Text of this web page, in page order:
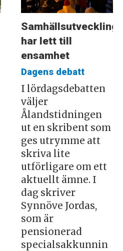
Samhällsutveckling
har lett till
ensamhet
Dagens debatt
I lördagsdebatten
väljer
Ålandstidningen
ut en skribent som
ges utrymme att
skriva lite
utförligare om ett
aktuellt ämne. I
dag skriver
Synnöve Jordas,
som är
pensionerad
specialsakkunnin